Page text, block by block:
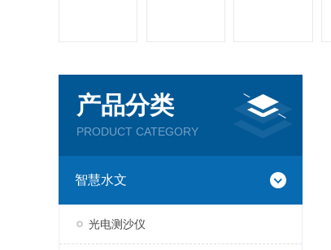
产品分类
PRODUCT CATEGORY
智慧水文
光电测沙仪